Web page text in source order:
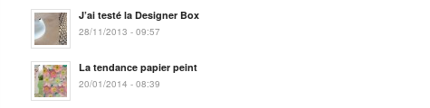
J’ai testé la Designer Box
28/11/2013 - 09:57
La tendance papier peint
20/01/2014 - 08:39